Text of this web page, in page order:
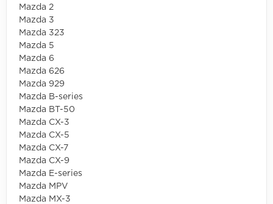
Mazda 2
Mazda 3
Mazda 323
Mazda 5
Mazda 6
Mazda 626
Mazda 929
Mazda B-series
Mazda BT-50
Mazda CX-3
Mazda CX-5
Mazda CX-7
Mazda CX-9
Mazda E-series
Mazda MPV
Mazda MX-3